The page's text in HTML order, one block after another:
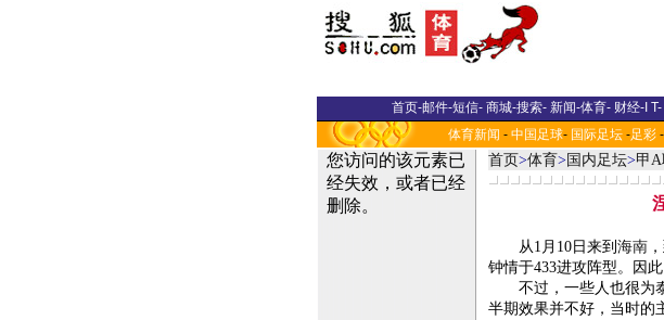
首页-邮件-短信- 商城-搜索- 新闻-体育- 财经-I T-
体育新闻 - 中国足球- 国际足坛 -足彩 -
首页>体育> 国内足坛>甲
从1月10日来到 海南
钟情于433进攻阵型。因
不过，一些人也很为泰
半期效果并不好，当时的